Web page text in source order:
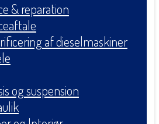
& reparation
af dieselmaskiner
og suspension